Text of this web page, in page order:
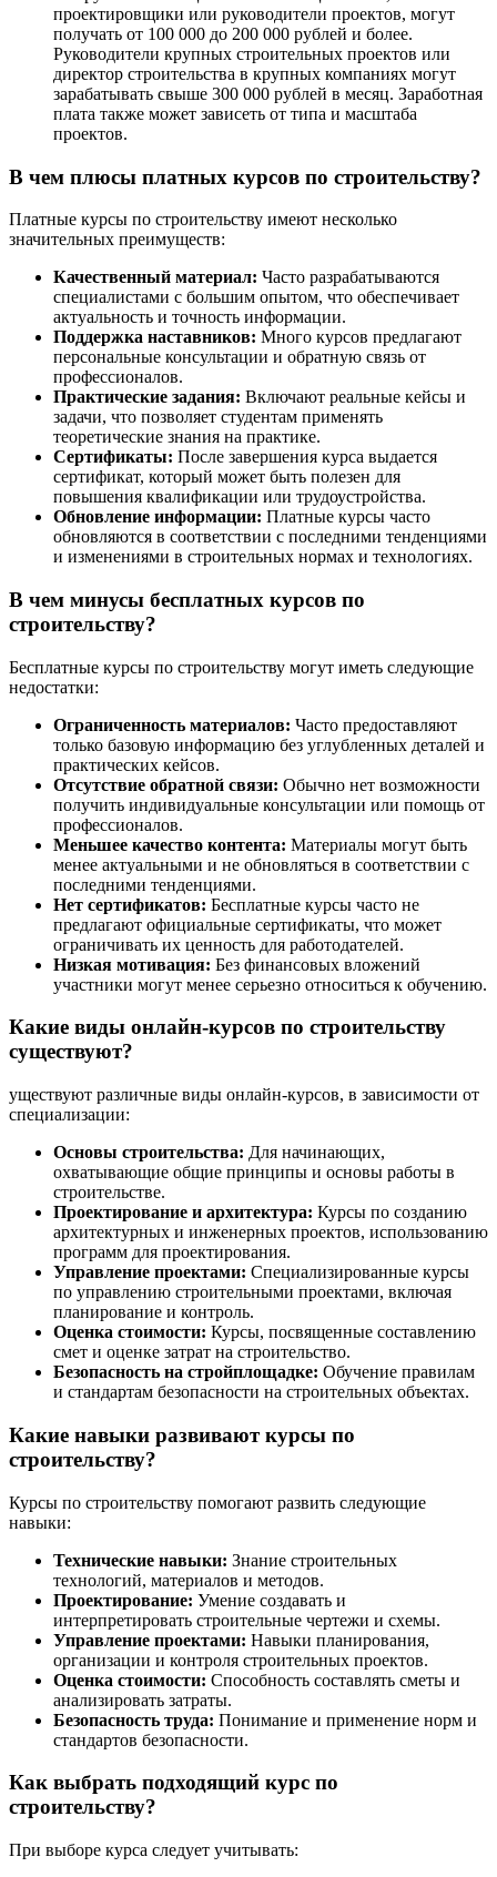
проектировщики или руководители проектов, могут
получать от 100 000 до 200 000 рублей и более.
Руководители крупных строительных проектов или
директор строительства в крупных компаниях могут
зарабатывать свыше 300 000 рублей в месяц. Заработная
плата также может зависеть от типа и масштаба
проектов.
В чем плюсы платных курсов по строительству?
Платные курсы по строительству имеют несколько
значительных преимуществ:
Качественный материал: Часто разрабатываются
специалистами с большим опытом, что обеспечивает
актуальность и точность информации.
Поддержка наставников: Много курсов предлагают
персональные консультации и обратную связь от
профессионалов.
Практические задания: Включают реальные кейсы и
задачи, что позволяет студентам применять
теоретические знания на практике.
Сертификаты: После завершения курса выдается
сертификат, который может быть полезен для
повышения квалификации или трудоустройства.
Обновление информации: Платные курсы часто
обновляются в соответствии с последними тенденциями
и изменениями в строительных нормах и технологиях.
В чем минусы бесплатных курсов по
строительству?
Бесплатные курсы по строительству могут иметь следующие
недостатки:
Ограниченность материалов: Часто предоставляют
только базовую информацию без углубленных деталей и
практических кейсов.
Отсутствие обратной связи: Обычно нет возможности
получить индивидуальные консультации или помощь от
профессионалов.
Меньшее качество контента: Материалы могут быть
менее актуальными и не обновляться в соответствии с
последними тенденциями.
Нет сертификатов: Бесплатные курсы часто не
предлагают официальные сертификаты, что может
ограничивать их ценность для работодателей.
Низкая мотивация: Без финансовых вложений
участники могут менее серьезно относиться к обучению.
Какие виды онлайн-курсов по строительству
существуют?
уществуют различные виды онлайн-курсов, в зависимости от
специализации:
Основы строительства: Для начинающих,
охватывающие общие принципы и основы работы в
строительстве.
Проектирование и архитектура: Курсы по созданию
архитектурных и инженерных проектов, использованию
программ для проектирования.
Управление проектами: Специализированные курсы
по управлению строительными проектами, включая
планирование и контроль.
Оценка стоимости: Курсы, посвященные составлению
смет и оценке затрат на строительство.
Безопасность на стройплощадке: Обучение правилам
и стандартам безопасности на строительных объектах.
Какие навыки развивают курсы по
строительству?
Курсы по строительству помогают развить следующие
навыки:
Технические навыки: Знание строительных
технологий, материалов и методов.
Проектирование: Умение создавать и
интерпретировать строительные чертежи и схемы.
Управление проектами: Навыки планирования,
организации и контроля строительных проектов.
Оценка стоимости: Способность составлять сметы и
анализировать затраты.
Безопасность труда: Понимание и применение норм и
стандартов безопасности.
Как выбрать подходящий курс по
строительству?
При выборе курса следует учитывать: